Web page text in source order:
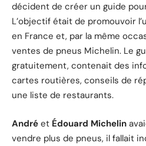
décident de créer un guide
L’objectif était de promouvoir
en France et, par la même
ventes de pneus Michelin. Le
gratuitement, contenait des
cartes routières, conseils de
une liste de restaurants.
André et Édouard Michelin
vendre plus de pneus, il fallait